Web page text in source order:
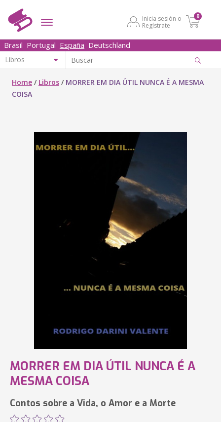
Inicia sesión o
Regístrate
0
Brasil Portugal España Deutschland
Home / Libros / MORRER EM DIA ÚTIL NUNCA É A MESMA
COISA
MORRER EM DIA ÚTIL NUNCA É A
MESMA COISA
Contos sobre a Vida, o Amor e a Morte